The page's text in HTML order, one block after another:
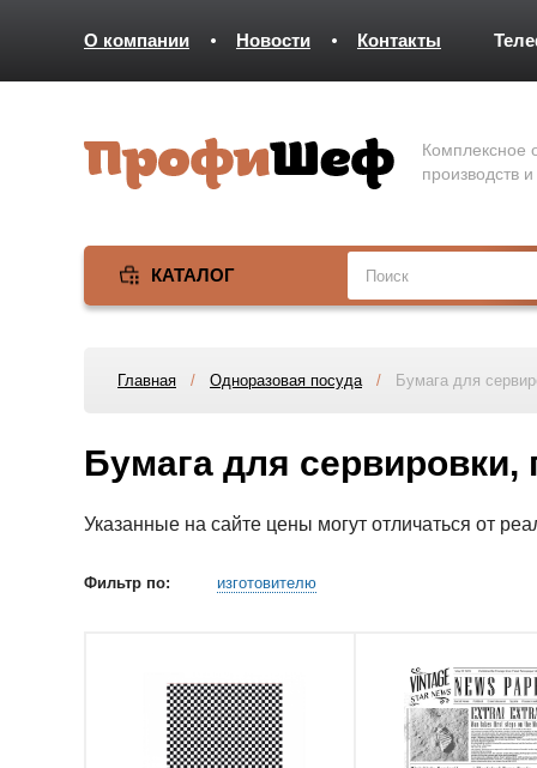
О компании Новости Контакты
Комплексное
производств
КАТАЛОГ
Главная / Одноразовая посуда/ Бумага для
Бумага для сервировки,
Указанные на сайте цены могут отличаться от
Фильтр по: изготовителю